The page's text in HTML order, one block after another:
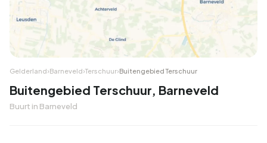
Gelderland›Barneveld›Terschuur›Buitengebied Terschuur
Buitengebied Terschuur, Barneveld
Buurt in Barneveld